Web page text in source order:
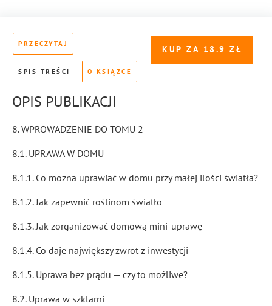
KUP ZA 18.9
PRZECZYTAJ
SPIS TREŚCI O KSIĄŻCE
OPIS PUBLIKACJI
8. WPROWADZENIE DO TOMU 2
8.1. UPRAWA W DOMU
8.1.1. Co można uprawiać w domu przy małej ilości światła?
8.1.2. Jak zapewnić roślinom światło
8.1.3. Jak zorganizować domową mini-uprawę
8.1.4. Co daje największy zwrot z inwestycji
8.1.5. Uprawa bez prądu — czy to możliwe?
8.2. Uprawa w szklarni